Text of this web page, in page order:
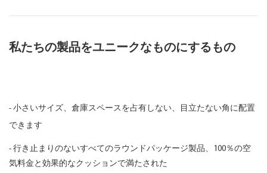
私たちの製品をユニークなものにするもの
- 小さいサイズ、倉庫スペースを占有しない、目立たない角に配置
できます
- 行き止まりのないすべてのラウンドパッケージ製品、100％の空
気料金と効果的なクッションで満たされた